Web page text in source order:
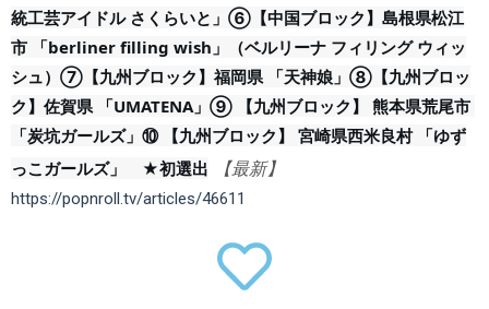
統工芸アイドル さくらいと」 ⑥【中国ブロック】島根県松江
市 「berliner filling wish」（ベルリーナ フィリング ウィッ
シュ） ⑦【九州ブロック】福岡県 「天神娘」 ⑧【九州ブロッ
ク】佐賀県 「UMATENA」 ⑨ 【九州ブロック】 熊本県荒尾市
「炭坑ガールズ」 ⑩ 【九州ブロック】 宮崎県西米良村 「ゆず
っこガールズ」　★初選出
【最新】
https://popnroll.tv/articles/46611